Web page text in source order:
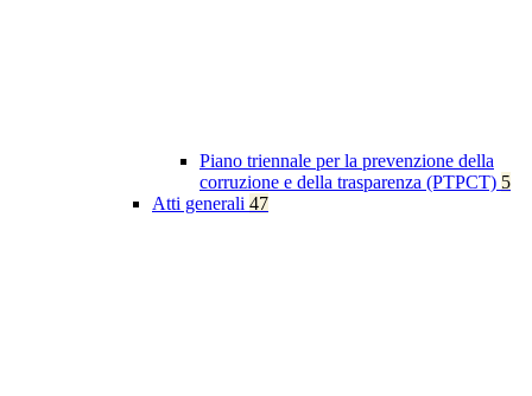
Piano triennale per la prevenzione della
corruzione e della trasparenza (PTPCT) 5
Atti generali 47